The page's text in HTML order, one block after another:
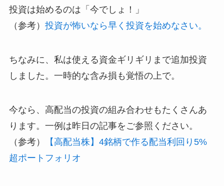
投資は始めるのは「今でしょ！」
（参考） 投資が怖いなら早く投資を始めなさい。
ちなみに、私は使える資金ギリギリまで追加投資
しました。一時的な含み損も覚悟の上で。
今なら、高配当の投資の組み合わせもたくさんあ
ります。一例は昨日の記事をご参照ください。
（参考）
【高配当株】4銘柄で作る配当利回り5%
超ポートフォリオ